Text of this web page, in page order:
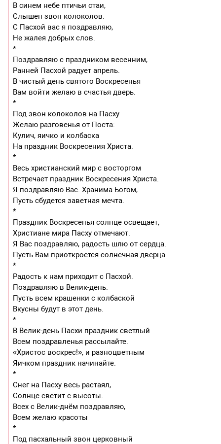
В синем небе птичьи стаи,
Слышен звон колоколов.
С Пасхой вас я поздравляю,
Не жалея добрых слов.
*
Поздравляю с праздником весенним,
Ранней Пасхой радует апрель.
В чистый день святого Воскресенья
Вам войти желаю в счастья дверь.
*
Под звон колоколов на Пасху
Желаю разговенья от Поста:
Кулич, яичко и колбаска
На праздник Воскресения Христа.
*
Весь христианский мир с восторгом
Встречает праздник Воскресения Христа.
Я поздравляю Вас. Хранима Богом,
Пусть сбудется заветная мечта.
*
Праздник Воскресенья солнце освещает,
Христиане мира Пасху отмечают.
Я Вас поздравляю, радость шлю от сердца.
Пусть Вам приоткроется солнечная дверца
*
Радость к нам приходит с Пасхой.
Поздравляю в Велик-день.
Пусть всем крашенки с колбаской
Вкусны будут в этот день.
*
В Велик-день Пасхи праздник светлый
Всем поздравленья рассылайте.
«Христос воскрес!», и разноцветным
Яичком праздник начинайте.
*
Снег на Пасху весь растаял,
Солнце светит с высоты.
Всех с Велик-днём поздравляю,
Всем желаю красоты
*
Под пасхальный звон церковный